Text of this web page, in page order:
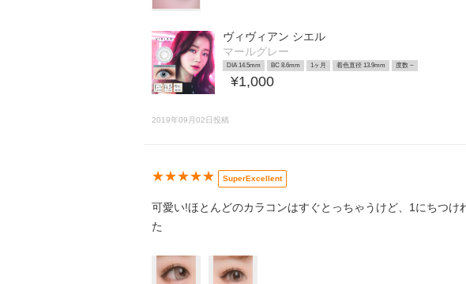
ヴィヴィアン シエル
マールグレー
DIA 14.5mm BC 8.6mm 1ヶ月 着色直径 13.9mm 度数 ~
¥1,000
2019年09月02日投稿
★★★★★ SuperExcellent
可愛い!ほとんどのカラコンはすぐとっちゃうけど、1にちつ
た